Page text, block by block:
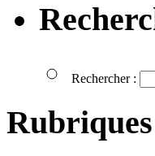
Rechercher :
Rubriques